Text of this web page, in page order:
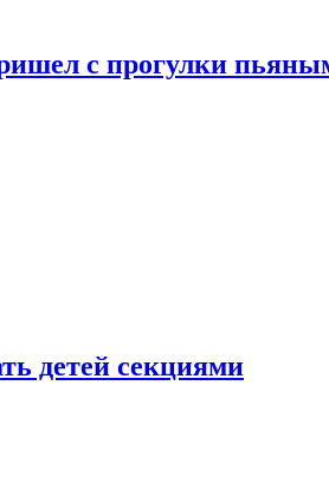
с прогулки
детей секциями